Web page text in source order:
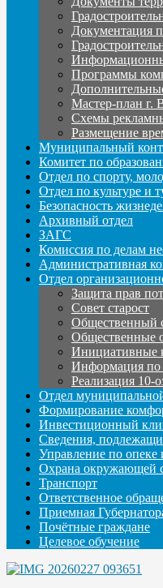
Документация
Программы
Мастер-план г.
Схемы
Размещение
Муниципальный
Комитет по
Отдел по спорту,
Отдел по культуре и
Безопасность
Архивный отдел
ЗАГС
Комиссия по делам
Административная
Отдел
Защита прав
Совет старост
Общественный
Общественные
Инициативные
Информация по
Реализация 10-
Отдел
Формирование
Инвестиционный
Сведения,
Управление по опеке
Охрана окружающей
Транспорт
Ответственное
Приемная
Почётные граждане
Целевое обучение